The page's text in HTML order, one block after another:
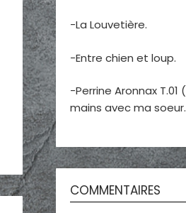
-La Louvetière.
-Entre chien et loup.
-Perrine Aronnax
mains avec ma
COMMENTAIRES